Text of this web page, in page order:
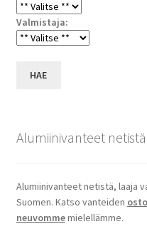
Valmistaja:
HAE
Alumiinivanteet
Alumiinivanteet netistä, laaja
Suomen. Katso vanteiden
neuvommemielellämme.